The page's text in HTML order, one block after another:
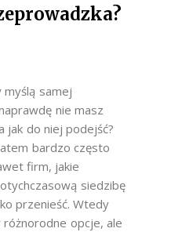
samej
nie masz
jak do niej podejść?
bardzo często
firm, jakie
siedzibę
przenieść. Wtedy
opcje, ale